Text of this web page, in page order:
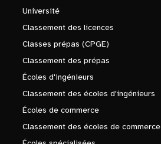
Université
Classement des licences
Classes prépas (CPGE)
Classement des prépas
Écoles d'ingénieurs
Classement des écoles d'ingénieurs
Écoles de commerce
Classement des écoles de commerce